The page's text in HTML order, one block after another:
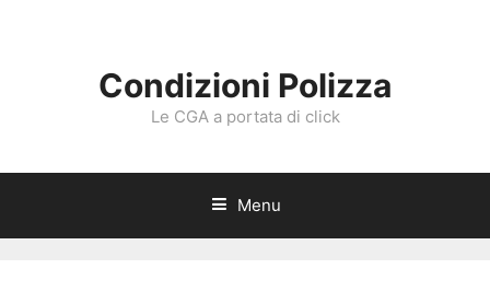
Condizioni Polizza
Le CGA a portata di click
Menu